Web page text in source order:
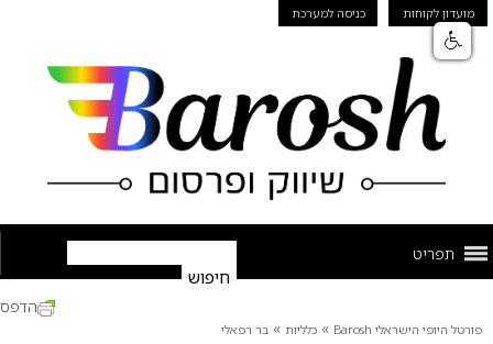
מועדון לקוחות כניסה למערכת
תפריט
פורטל היופי הישראלי Barosh » כלליות » בר רפאלי
הדפס